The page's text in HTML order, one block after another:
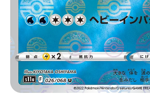
パ
ン
TRACAZIPANGU